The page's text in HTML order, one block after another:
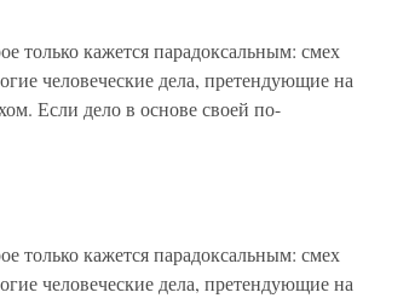
только кажется парадоксальным: смех
человеческие дела, претендующие на
Если дело в основе своей по-
только кажется парадоксальным: смех
человеческие дела, претендующие на